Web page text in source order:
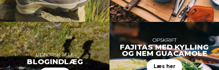
UDFORSK ALLE
BLOGINDLÆG
OPSKRIFT
FAJITAS MED KYLLING
OG NEM GUACAMOLE
Læs her